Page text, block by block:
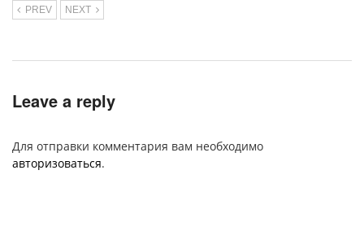
PREV NEXT
Leave a reply
Для отправки комментария вам необходимо
авторизоваться.